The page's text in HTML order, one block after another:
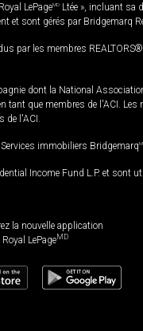
LePageMD Ltée », incluant sa
et sont gérés par Bridgemarq
les membres
dont la National
que membres de l'ACI.
de l'ACI.
immobiliers Bridgemarq
Income Fund L.P. et sont
la nouvelle application
Royal LePageMD